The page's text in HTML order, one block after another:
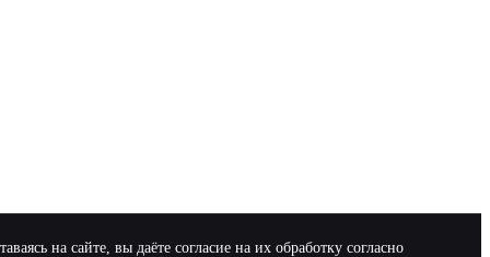
на сайте, вы даёте согласие на их обработку согласно